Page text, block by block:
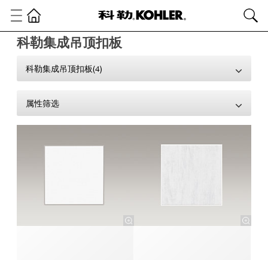
科勒集成吊顶扣板
科勒集成吊顶扣板(4)
属性筛选